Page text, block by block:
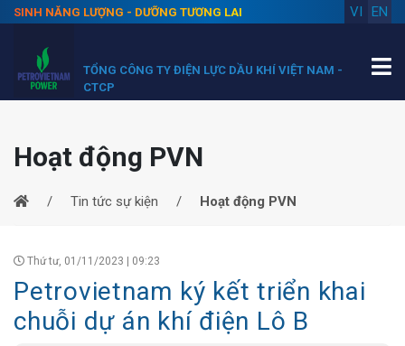
SINH NĂNG LƯỢNG - DƯỠNG TƯƠNG LAI EN
VI
TỔNG CÔNG TY ĐIỆN LỰC DẦU KHÍ VIỆT NAM -
CTCP
Hoạt động PVN
Tin tức sự kiện Hoạt động PVN
Thứ tư, 01/11/2023 | 09:23
Petrovietnam ký kết triển khai
chuỗi dự án khí điện Lô B